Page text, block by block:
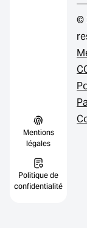
Mentions
légales
Politique de
confidentialité
©